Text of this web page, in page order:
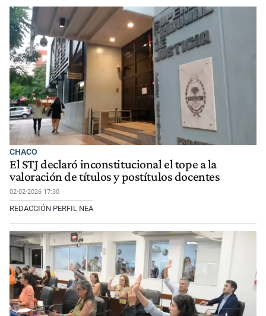
CHACO
El STJ declaró inconstitucional el tope a la
valoración de títulos y postítulos docentes
02-02-2026 17:30
REDACCIÓN PERFIL NEA